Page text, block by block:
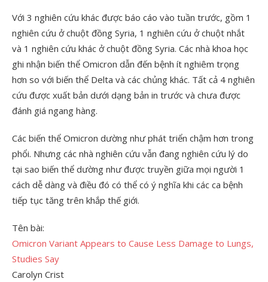
Với 3 nghiên cứu khác được báo cáo vào tuần trước, gồm 1
nghiên cứu ở chuột đồng Syria, 1 nghiên cứu ở chuột nhắt
và 1 nghiên cứu khác ở chuột đồng Syria. Các nhà khoa học
ghi nhận biến thể Omicron dẫn đến bệnh ít nghiêm trọng
hơn so với biến thể Delta và các chủng khác. Tất cả 4 nghiên
cứu được xuất bản dưới dạng bản in trước và chưa được
đánh giá ngang hàng.
Các biến thể Omicron dường như phát triển chậm hơn trong
phổi. Nhưng các nhà nghiên cứu vẫn đang nghiên cứu lý do
tại sao biến thể dường như được truyền giữa mọi người 1
cách dễ dàng và điều đó có thể có ý nghĩa khi các ca bệnh
tiếp tục tăng trên khắp thế giới.
Tên bài:
Omicron Variant Appears to Cause Less Damage to Lungs,
Studies Say
Carolyn Crist